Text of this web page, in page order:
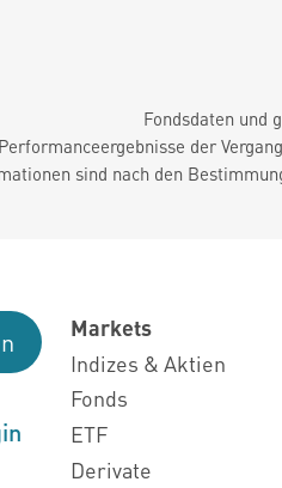
Fondsdaten und
Performanceergebnisse der
sind nach den
Markets
Indizes & Aktien
Fonds
ETF
Derivate